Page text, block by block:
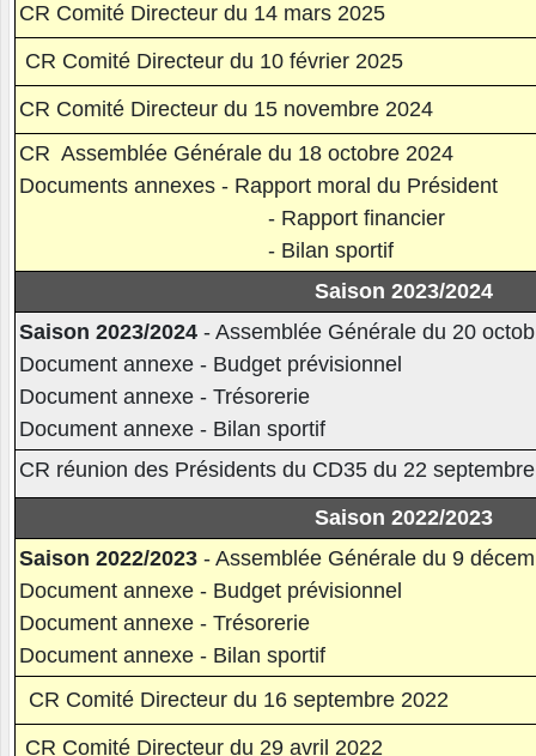
CR Comité Directeur du 14 mars 2025
CR Comité Directeur du 10 février 2025
CR Comité Directeur du 15 novembre 2024
CR Assemblée Générale du 18 octobre 2024
Documents annexes - Rapport moral du Président
- Rapport financier
- Bilan sportif
Saison 2023/2024
Saison 2023/2024 - Assemblée Générale du 20
Document annexe - Budget prévisionnel
Document annexe - Trésorerie
Document annexe - Bilan sportif
CR réunion des Présidents du CD35 du 22
Saison 2022/2023
Saison 2022/2023 - Assemblée Générale du 9
Document annexe - Budget prévisionnel
Document annexe - Trésorerie
Document annexe - Bilan sportif
CR Comité Directeur du 16 septembre 2022
CR Comité Directeur du 29 avril 2022